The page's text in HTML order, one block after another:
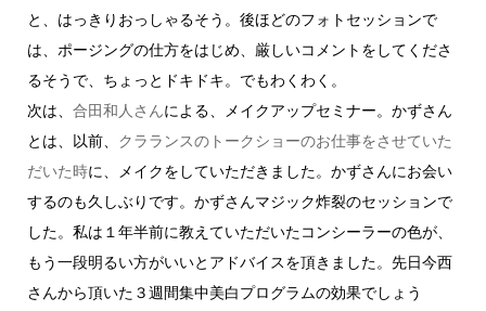
と、はっきりおっしゃるそう。後ほどのフォトセッションで
は、ポージングの仕方をはじめ、厳しいコメントをしてくださ
るそうで、ちょっとドキドキ。でもわくわく。
次は、 合田和人さんによる、メイクアップセミナー。かずさん
とは、以前、 クラランスのトークショーのお仕事をさせていた
だいた時に、メイクをしていただきました。かずさんにお会い
するのも久しぶりです。かずさんマジック炸裂のセッションで
した。私は１年半前に教えていただいたコンシーラーの色が、
もう一段明るい方がいいとアドバイスを頂きました。先日今西
さんから頂いた３週間集中美白プログラムの効果でしょう